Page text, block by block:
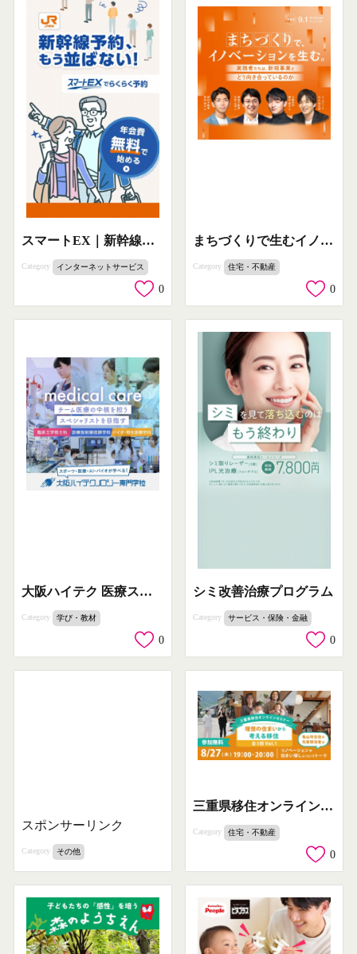
スマートEX｜新幹線のネット予約サービス（年会費無料で始める）
Category インターネットサービス
0
まちづくりで生むイノベーションセミナー
Category 住宅・不動産
0
大阪ハイテク 医療スペシャリスト養成案内
Category 学び・教材
0
シミ改善治療プログラム
Category サービス・保険・金融
0
スポンサーリンク
Category その他
三重県移住オンラインセミナー・住まい相談会
Category 住宅・不動産
0